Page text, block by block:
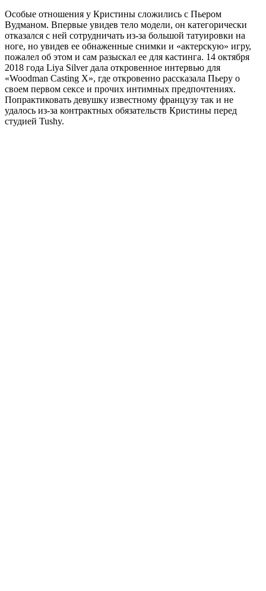
Особые отношения у Кристины сложились с Пьером
Вудманом. Впервые увидев тело модели, он категорически
отказался с ней сотрудничать из-за большой татуировки на
ноге, но увидев ее обнаженные снимки и «актерскую» игру,
пожалел об этом и сам разыскал ее для кастинга. 14 октября
2018 года Liya Silver дала откровенное интервью для
«Woodman Casting X», где откровенно рассказала Пьеру о
своем первом сексе и прочих интимных предпочтениях.
Попрактиковать девушку известному французу так и не
удалось из-за контрактных обязательств Кристины перед
студией Tushy.